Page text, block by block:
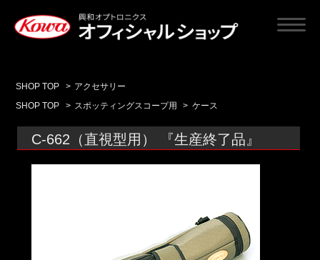
SHOP TOP > アクセサリー
SHOP TOP
> スポッティングスコープ用 > ケース
C-662（直視型用） 『生産終了品』